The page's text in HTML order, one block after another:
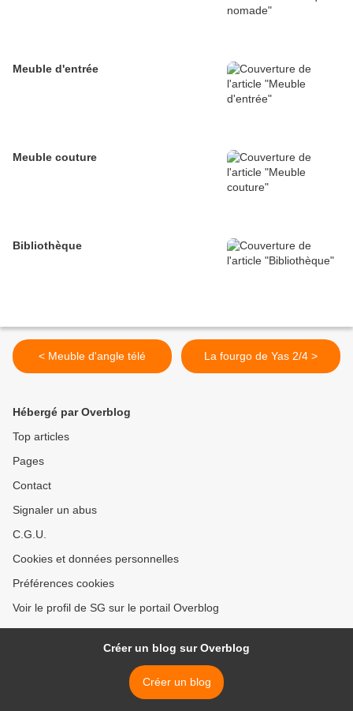
Meuble d'entrée
Meuble couture
Bibliothèque
< Meuble d'angle télé La fourgo de Yas 2/4 >
Hébergé par Overblog
Top articles
Pages
Contact
Signaler un abus
C.G.U.
Cookies et données personnelles
Préférences cookies
Voir le profil de SG sur le portail Overblog
Créer un blog sur Overblog
Créer un blog